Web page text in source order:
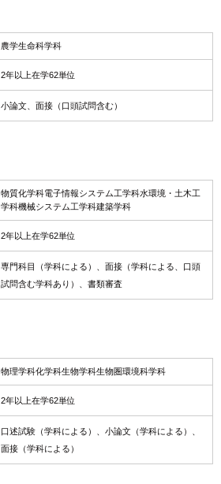
農学生命科学科
2年以上在学62単位
小論文、面接（口頭試問含む）
物質化学科電子情報システム工学科水環境・土木工
学科機械システム工学科建築学科
2年以上在学62単位
専門科目（学科による）、面接（学科による、口頭
試問含む学科あり）、書類審査
物理学科化学科生物学科生物圏環境科学科
2年以上在学62単位
口述試験（学科による）、小論文（学科による）、
面接（学科による）